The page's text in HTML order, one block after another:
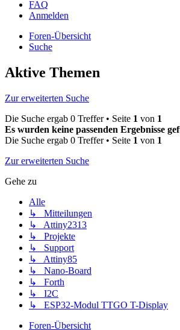
FAQ
Anmelden
Foren-Übersicht
Suche
Aktive Themen
Zur erweiterten Suche
Die Suche ergab 0 Treffer • Seite 1 von 1
Es wurden keine passenden Ergebnisse
Die Suche ergab 0 Treffer • Seite 1 von 1
Zur erweiterten Suche
Gehe zu
Alle
↳ Mitteilungen
↳ Attiny2313
↳ Projekte
↳ Support
↳ Attiny85
↳ Nano-Board
↳ Forth
↳ I2C
↳ ESP32-Modul TTGO T-Display
Foren-Übersicht